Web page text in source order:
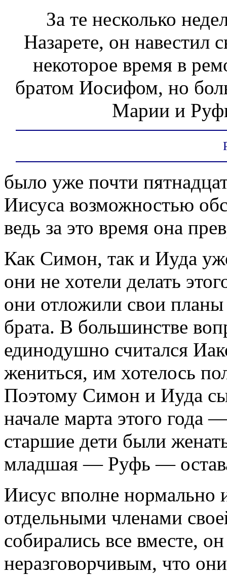
За те несколько
Назарете, он навестил
некоторое время в
братом Иосифом, но
Марии и
было уже почти
Иисуса возможностью
ведь за это время она
Как Симон, так и Иуда
они не хотели делать
они отложили свои
брата. В большинстве
единодушно считался
жениться, им хотелось
Поэтому Симон и Иуда
начале марта этого года
старшие дети были
младшая — Руфь —
Иисус вполне нормально
отдельными членами
собирались все вместе,
неразговорчивым, что